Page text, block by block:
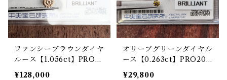
ファンシーブラウンダイヤ
ルース【1.056ct】PRO2
08923
¥128,000
オリーブグリーンダイヤル
ース【0.263ct】PRO204
400
¥29,800